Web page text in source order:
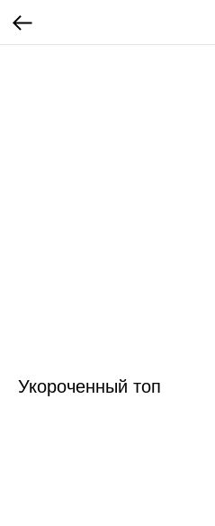
Укороченный топ